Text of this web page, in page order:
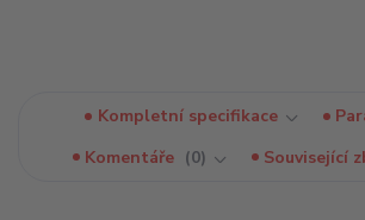
Kompletní specifikace
Komentáře
0 Související